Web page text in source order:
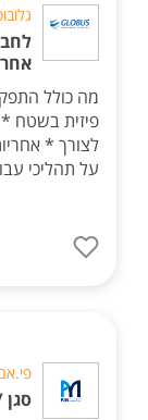
מה כולל
פיזית בשטח *
לצורך *
על תהליכי